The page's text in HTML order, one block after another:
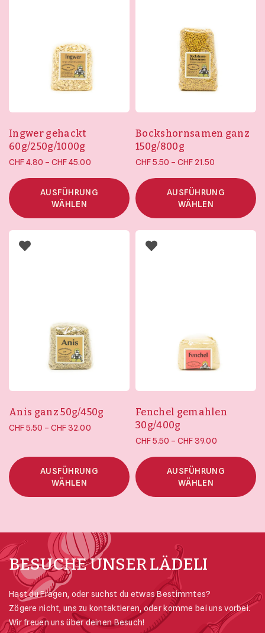
Ingwer gehackt
60g/250g/1000g
CHF4.80 – CHF45.00 Preisspanne:
CHF 45.00
AUSFÜHRUNG
WÄHLEN
Bockshornsamen ganz
150g/800g
CHF5.50 – CHF 21.50
CHF 21.50
AUSFÜHRUNG
WÄHLEN
Anis ganz 50g/450g
CHF5.50 – CHF32.00 Preisspanne:
CHF 5.50 bis
AUSFÜHRUNG
WÄHLEN
Fenchel gemahlen
30g/400g
CHF5.50 – CHF39.00
CHF 39.00
AUSFÜHRUNG
WÄHLEN
BESUCHE UNSER LÄDELI
Hast du Fragen, oder suchst du etwas Bestimmtes?
Zögere nicht, uns zu kontaktieren, oder komme bei uns vorbei.
Wir freuen uns über deinen Besuch!